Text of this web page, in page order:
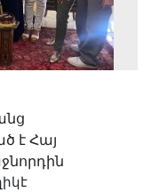
է Հայ